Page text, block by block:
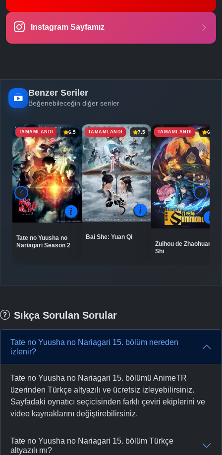
-Bölüm No: 24
Instagram Sayfamız
Benzer Seriler
Beğenebileceğin diğer seriler
TAMAMLANDI 6.5
Tate no Yuusha no
Nariagari Season 2
TAMAMLANDI 7.5
Bai She: Yuan Qi
TAMAMLANDI 6.5
Zuihou de Zhaohuan
Shi
Sıkça Sorulan Sorular
Tate no Yuusha no Nariagari 15. bölüm nereden
izlenir?
Tate no Yuusha no Nariagari 15. bölümü AnimeTR
üzerinden Türkçe altyazılı ve ücretsiz izleyebilirsiniz.
Sayfadaki oynatıcı seçicisinden farklı çeviri ekiplerini ve
video kaynaklarını değiştirebilirsiniz.
Tate no Yuusha no Nariagari 15. bölüm Türkçe
altyazılı mı?